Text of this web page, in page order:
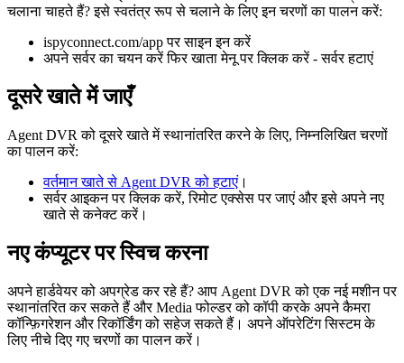
चलाना चाहते हैं? इसे स्वतंत्र रूप से चलाने के लिए इन चरणों का पालन करें:
ispyconnect.com/app पर साइन इन करें
अपने सर्वर का चयन करें फिर खाता मेनू पर क्लिक करें - सर्वर हटाएं
दूसरे खाते में जाएँ
Agent DVR को दूसरे खाते में स्थानांतरित करने के लिए, निम्नलिखित चरणों
का पालन करें:
वर्तमान खाते से Agent DVR को हटाएं ।
सर्वर आइकन पर क्लिक करें, रिमोट एक्सेस पर जाएं और इसे अपने नए
खाते से कनेक्ट करें।
नए कंप्यूटर पर स्विच करना
अपने हार्डवेयर को अपग्रेड कर रहे हैं? आप Agent DVR को एक नई मशीन पर
स्थानांतरित कर सकते हैं और Media फोल्डर को कॉपी करके अपने कैमरा
कॉन्फ़िगरेशन और रिकॉर्डिंग को सहेज सकते हैं। अपने ऑपरेटिंग सिस्टम के
लिए नीचे दिए गए चरणों का पालन करें।